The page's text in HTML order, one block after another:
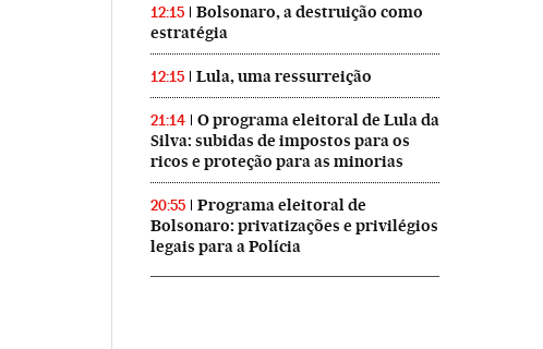
12:15
Bolsonaro, a destruição como
estratégia
12:15 Lula, uma ressurreição
21:14
O programa eleitoral de Lula da
Silva: subidas de impostos para os
ricos e proteção para as minorias
20:55
Programa eleitoral de
Bolsonaro: privatizações e privilégios
legais para a Polícia